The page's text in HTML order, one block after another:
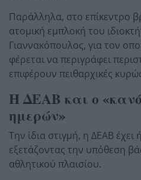
Παράλληλα, στο επίκεντρο
ατομική εμπλοκή του
Γιαννακόπουλος, για τον
φέρεται να περιγράφει
επιφέρουν πειθαρχικές
Η ΔΕΑΒ και ο
ημερών»
Την ίδια στιγμή, η ΔΕΑΒ έχει
εξετάζοντας την υπόθεση
αθλητικού πλαισίου.